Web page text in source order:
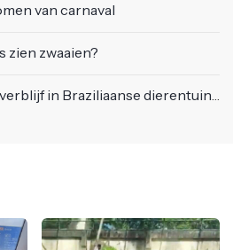
van carnaval
zien zwaaien?
Braziliaanse dierentuin en overleeft het niet